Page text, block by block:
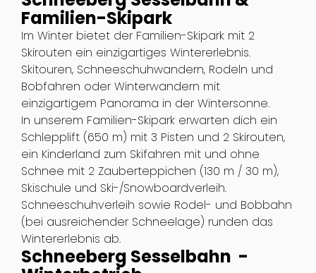
Familien-Skipark
Im Winter bietet der Familien-Skipark mit 2
Skirouten ein einzigartiges Wintererlebnis.
Skitouren, Schneeschuhwandern, Rodeln und
Bobfahren oder Winterwandern mit
einzigartigem Panorama in der Wintersonne.
In unserem Familien-Skipark erwarten dich ein
Schlepplift (650 m) mit 3 Pisten und 2 Skirouten,
ein Kinderland zum Skifahren mit und ohne
Schnee mit 2 Zauberteppichen (130 m / 30 m),
Skischule und Ski-/Snowboardverleih.
Schneeschuhverleih sowie Rodel- und Bobbahn
(bei ausreichender Schneelage) runden das
Wintererlebnis ab.
Schneeberg Sesselbahn -